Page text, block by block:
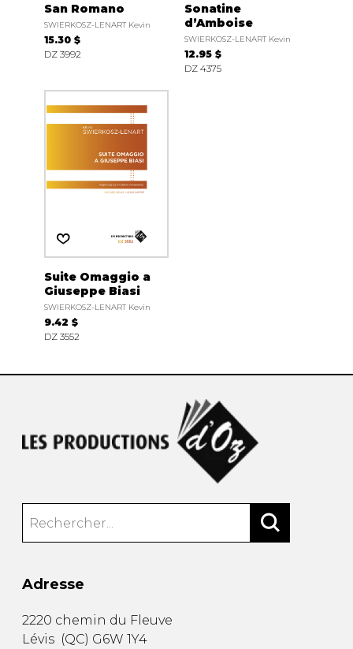
San Romano
SWIERKOSZ-LENART Kevin
15.30 $
DZ 3992
Sonatine
d’Amboise
SWIERKOSZ-LENART Kevin
12.95 $
DZ 4375
Suite Omaggio a
Giuseppe Biasi
SWIERKOSZ-LENART Kevin
9.42 $
DZ 3552
Adresse
2220 chemin du Fleuve
Lévis (QC) G6W 1Y4